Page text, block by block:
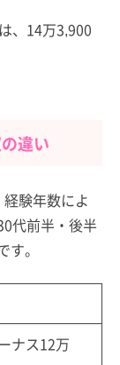
、14万3,900
違い
験年数によ
代前半・後半
。
ナス12万